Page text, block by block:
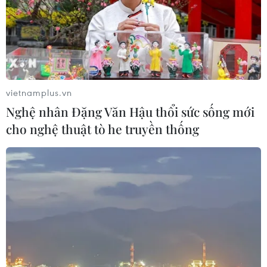
Thi công trở lại dự án sửa
chữa Quốc lộ 30 sau phản
ánh của TTXVN
06/08/2026 09:42
Hà Nội tăng tốc thi công
đường Vành đai 1 đoạn
Hoàng Cầu-Voi Phục
Thành
06/08/2026 09:05
vietnamplus.vn
Nghệ nhân Đặng Văn Hậu thổi sức sống mới
cho nghệ thuật tò he truyền thống